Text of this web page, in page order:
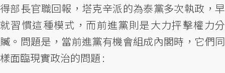
得部長官職回報，塔克辛派的為泰黨多次執政，早
就習慣這種模式，而前進黨則是大力抨擊權力分
贓。問題是，當前進黨有機會組成內閣時，它們同
樣面臨現實政治的問題 :